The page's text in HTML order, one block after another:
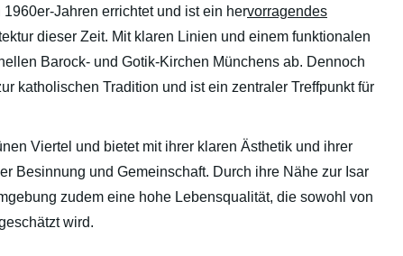
Jahren errichtet und ist ein hervorragendes
dieser Zeit. Mit klaren Linien und einem funktionalen
Barock- und Gotik-Kirchen Münchens ab. Dennoch
katholischen Tradition und ist ein zentraler Treffpunkt für
Viertel und bietet mit ihrer klaren Ästhetik und ihrer
Besinnung und Gemeinschaft. Durch ihre Nähe zur Isar
zudem eine hohe Lebensqualität, die sowohl von
wird.